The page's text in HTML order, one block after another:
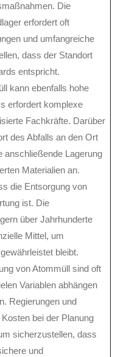
Die
erfordert oft
und umfangreiche
dass der Standort
entspricht.
kann ebenfalls hohe
erfordert komplexe
Fachkräfte. Darüber
des Abfalls an den Ort
anschließende Lagerung
Materialien an.
die Entsorgung von
ist. Die
über Jahrhunderte
Mittel, um
bleibt.
von Atommüll sind oft
Variablen abhängen
Regierungen und
bei der Planung
sicherzustellen, dass
und